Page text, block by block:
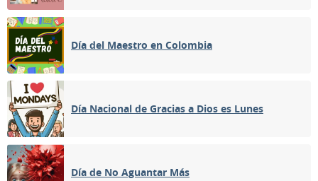
Día del Maestro en Colombia
Día Nacional de Gracias a Dios es Lunes
Día de No Aguantar Más